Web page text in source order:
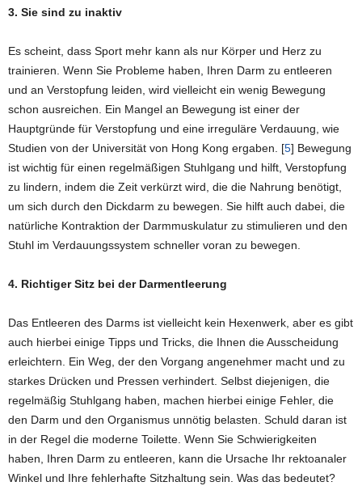
3. Sie sind zu inaktiv
Es scheint, dass Sport mehr kann als nur Körper und Herz zu
trainieren. Wenn Sie Probleme haben, Ihren Darm zu entleeren
und an Verstopfung leiden, wird vielleicht ein wenig Bewegung
schon ausreichen. Ein Mangel an Bewegung ist einer der
Hauptgründe für Verstopfung und eine irreguläre Verdauung, wie
Studien von der Universität von Hong Kong ergaben. [5] Bewegung
ist wichtig für einen regelmäßigen Stuhlgang und hilft, Verstopfung
zu lindern, indem die Zeit verkürzt wird, die die Nahrung benötigt,
um sich durch den Dickdarm zu bewegen. Sie hilft auch dabei, die
natürliche Kontraktion der Darmmuskulatur zu stimulieren und den
Stuhl im Verdauungssystem schneller voran zu bewegen.
4. Richtiger Sitz bei der Darmentleerung
Das Entleeren des Darms ist vielleicht kein Hexenwerk, aber es gibt
auch hierbei einige Tipps und Tricks, die Ihnen die Ausscheidung
erleichtern. Ein Weg, der den Vorgang angenehmer macht und zu
starkes Drücken und Pressen verhindert. Selbst diejenigen, die
regelmäßig Stuhlgang haben, machen hierbei einige Fehler, die
den Darm und den Organismus unnötig belasten. Schuld daran ist
in der Regel die moderne Toilette. Wenn Sie Schwierigkeiten
haben, Ihren Darm zu entleeren, kann die Ursache Ihr rektoanaler
Winkel und Ihre fehlerhafte Sitzhaltung sein. Was das bedeutet?